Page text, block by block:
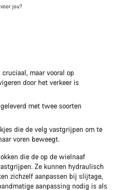
jou?
maar vooral op
door het verkeer is
met twee soorten
die de velg vastgrijpen om te
voren beweegt.
die de op de wielnaaf
Ze kunnen hydraulisch
zichzelf aanpassen bij slijtage,
aanpassing nodig is als